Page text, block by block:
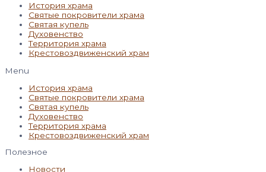
История храма
Святые покровители храма
Святая купель
Духовенство
Территория храма
Крестовоздвиженский храм
Menu
История храма
Святые покровители храма
Святая купель
Духовенство
Территория храма
Крестовоздвиженский храм
Полезное
Новости